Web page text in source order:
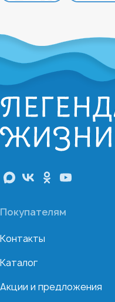
Покупателям
Контакты
Каталог
Акции и предложения